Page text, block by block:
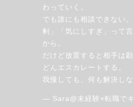
わっていく。
でも誰にも相談できない
剰」「気にしすぎ」って
から。
だけど放置すると相手は
どんエスカレートする。
我慢しても、何も解決しな
— Sara@未経験×転職で